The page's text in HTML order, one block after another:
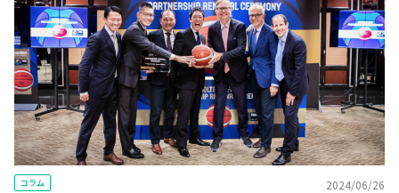
コラム 2024/06/26